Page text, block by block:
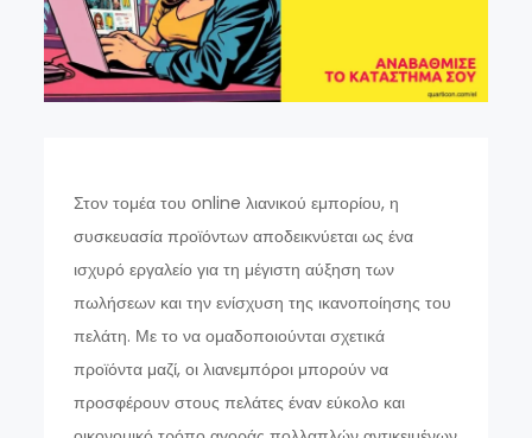
Στον τομέα του online λιανικού εμπορίου, η
συσκευασία προϊόντων αποδεικνύεται ως ένα
ισχυρό εργαλείο για τη μέγιστη αύξηση των
πωλήσεων και την ενίσχυση της ικανοποίησης του
πελάτη. Με το να ομαδοποιούνται σχετικά
προϊόντα μαζί, οι λιανεμπόροι μπορούν να
προσφέρουν στους πελάτες έναν εύκολο και